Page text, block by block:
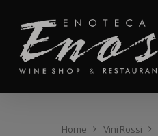
Home Vini Rossi